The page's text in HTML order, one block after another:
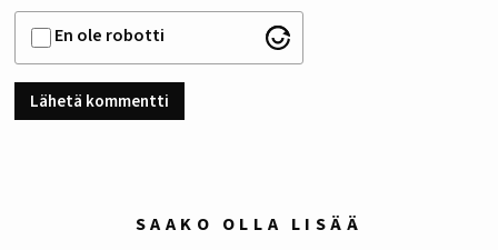
En ole robotti
SAAKO OLLA LISÄÄ